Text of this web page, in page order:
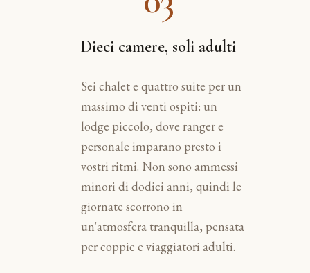
Dieci camere, soli adulti
Sei chalet e quattro suite per un
massimo di venti ospiti: un
lodge piccolo, dove ranger e
personale imparano presto i
vostri ritmi. Non sono ammessi
minori di dodici anni, quindi le
giornate scorrono in
un'atmosfera tranquilla, pensata
per coppie e viaggiatori adulti.